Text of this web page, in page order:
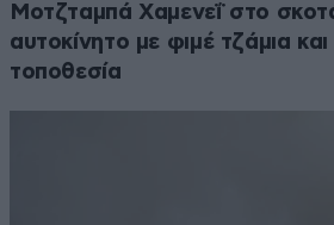
Μοτζταμπά Χαμενεΐ στο
αυτοκίνητο με φιμέ τζάμια
τοποθεσία